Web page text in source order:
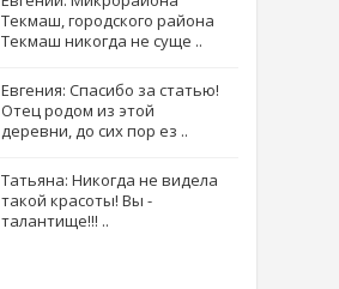
Текмаш, городского района
Текмаш никогда не суще ..
Евгения: Спасибо за статью!
Отец родом из этой
деревни, до сих пор ез ..
Татьяна: Никогда не видела
такой красоты! Вы -
талантище!!! ..